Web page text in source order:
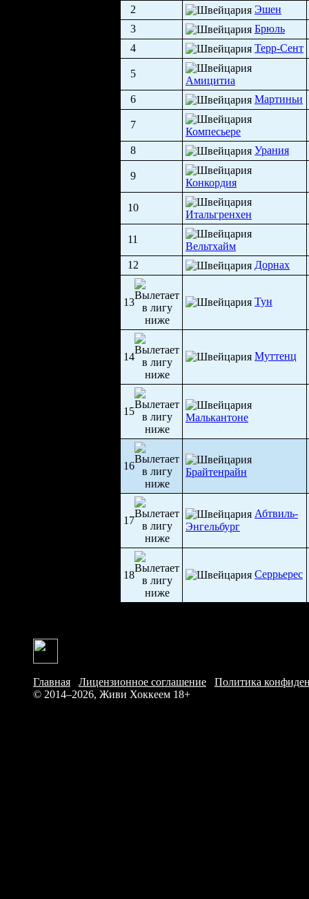
2
Эшен
3
Брюль
4
Терр-Сент
5
Амицитиа
6
Мартиньи
7
Компесьере
8
Урания
9
Конкордия
10
Итальгренхен
11
Вельтхайм
12
Дорнах
13 Тун
14 Муттенц
15
Малькантоне
16
Брайтенрайн
17
Абтвиль-
Энгельбург
18 Серрьерес
Главная Лицензионное соглашение
Политика
© 2014–2026, Живи Хоккеем 18+